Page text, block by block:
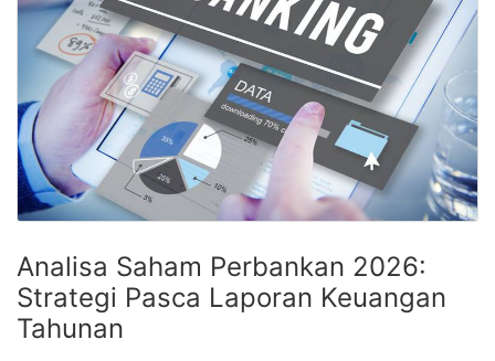
Analisa Saham Perbankan 2026:
Strategi Pasca Laporan Keuangan
Tahunan